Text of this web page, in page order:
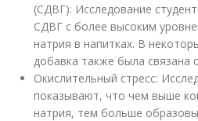
(СДВГ): Исследование
СДВГ с более высоким
натрия в напитках. В
добавка также была связана
Окислительный стресс:
показывают, что чем выше
натрия, тем больше